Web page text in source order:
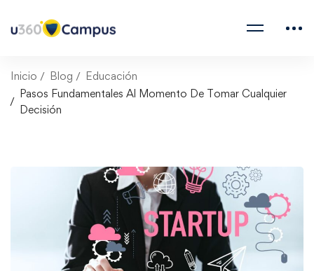
Inicio Blog
Educación
Pasos Fundamentales Al Momento De Tomar Cualquier
Decisión